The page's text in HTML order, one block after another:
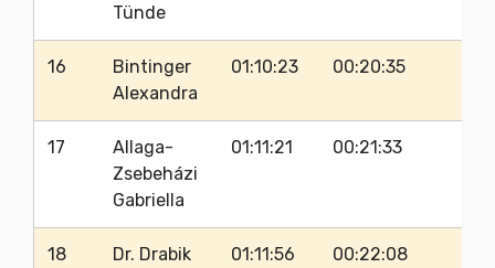
Tünde
16
Bintinger
Alexandra
01:10:23 00:20:35
17
Allaga-
Zsebeházi
Gabriella
01:11:21 00:21:33
18
Dr. Drabik
01:11:56 00:22:08